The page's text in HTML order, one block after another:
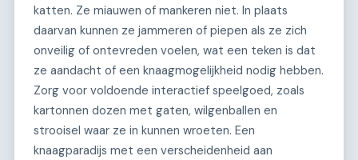
katten. Ze miauwen of mankeren niet. In plaats
daarvan kunnen ze jammeren of piepen als ze zich
onveilig of ontevreden voelen, wat een teken is dat
ze aandacht of een knaagmogelijkheid nodig hebben.
Zorg voor voldoende interactief speelgoed, zoals
kartonnen dozen met gaten, wilgenballen en
strooisel waar ze in kunnen wroeten. Een
knaagparadijs met een verscheidenheid aan